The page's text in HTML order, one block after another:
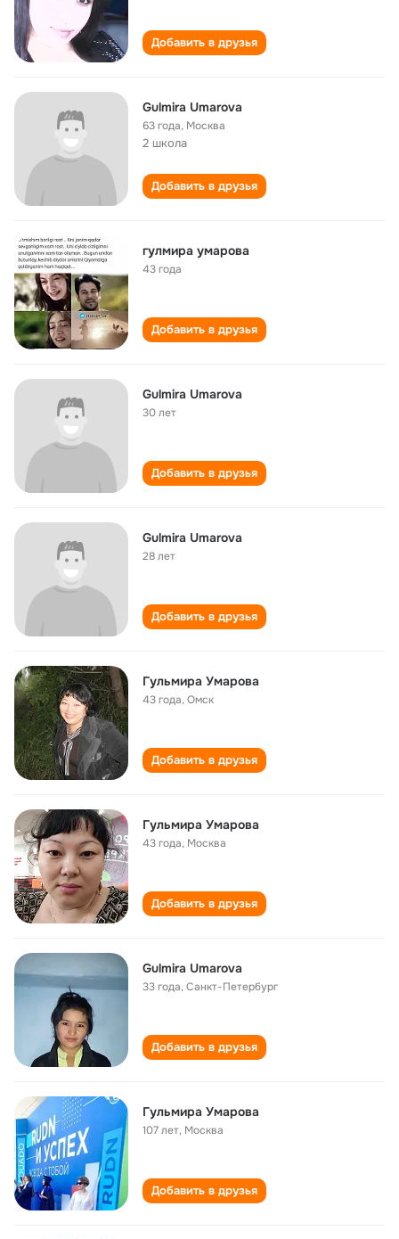
Добавить в друзья
Gulmira Umarova
63 года, Москва
2 школа
Добавить в друзья
гулмира умарова
43 года
Добавить в друзья
Gulmira Umarova
30 лет
Добавить в друзья
Gulmira Umarova
28 лет
Добавить в друзья
Гульмира Умарова
43 года,Омск
Добавить в друзья
Гульмира Умарова
43 года, Москва
Добавить в друзья
Gulmira Umarova
33 года,Санкт-Петербург
Добавить в друзья
Гульмира Умарова
107 лет, Москва
Добавить в друзья